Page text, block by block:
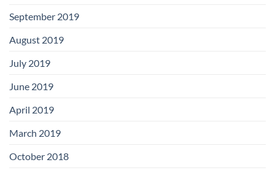
September 2019
August 2019
July 2019
June 2019
April 2019
March 2019
October 2018